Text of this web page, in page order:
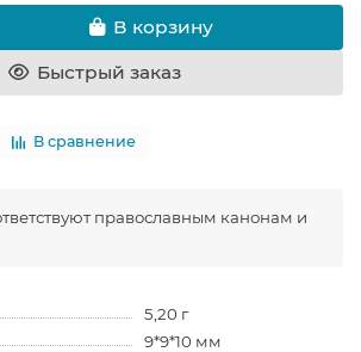
В корзину
Быстрый заказ
В сравнение
православным канонам и
5,20 г
9*9*10 мм